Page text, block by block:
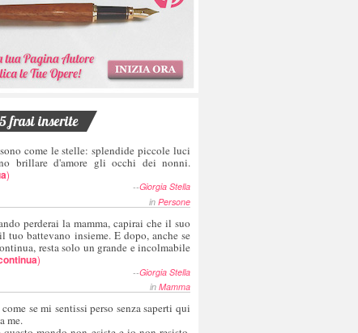
frasi inserite
come le stelle: splendide piccole luci
brillare d'amore gli occhi dei nonni.
)
--Giorgia Stella
in Persone
perderai la mamma, capirai che il suo
tuo battevano insieme. E dopo, anche se
resta solo un grande e incolmabile
)
--Giorgia Stella
in Mamma
se mi sentissi perso senza saperti qui
me.